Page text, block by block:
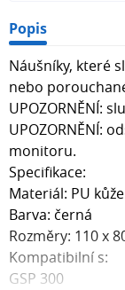
Popis
Náušníky, které
nebo
UPOZORNĚNÍ:
UPOZORNĚNÍ:
monitoru.
Specifikace:
Materiál: PU
Barva: černá
Rozměry: 110 x
Kompatibilní s:
GSP 300